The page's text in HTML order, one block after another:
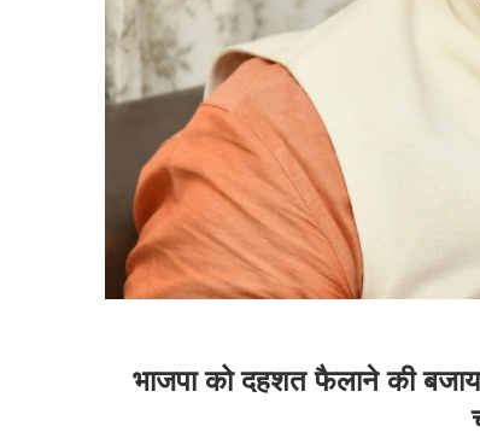
भाजपा को दहशत फैलाने की